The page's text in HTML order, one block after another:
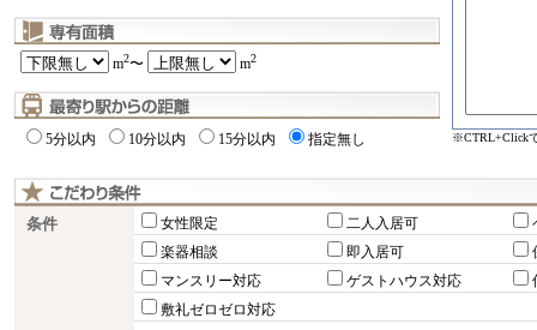
m2〜 m2
5分以内 10分以内 15分以内 指定無し ※CTRL+Click
条件 女性限定 二人入居可
楽器相談
即入居可
マンスリー対応
ゲストハウス対応
敷礼ゼロゼロ対応